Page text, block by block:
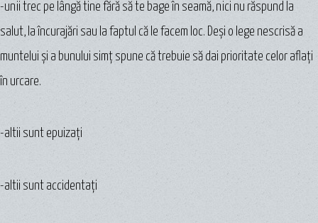
-unii trec pe lângă tine fără să te bage în seamă, nici nu răspund la
salut, la încurajări sau la faptul că le facem loc. Deşi o lege nescrisă a
muntelui şi a bunului simţ spune că trebuie să dai prioritate celor aflaţi
în urcare.
-altii sunt epuizaţi
-altii sunt accidentaţi